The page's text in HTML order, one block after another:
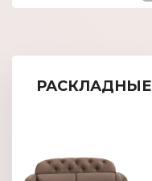
РАСКЛАДНЫЕ